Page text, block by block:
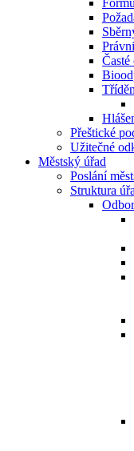
Časté
Přeštické
Užitečné
Městský úřad
Poslání
Struktura